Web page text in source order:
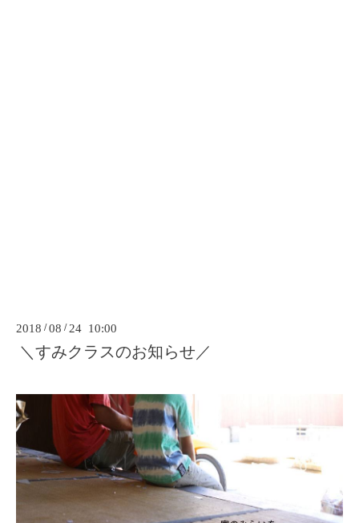
2018 /08 /24 10:00
＼すみクラスのお知らせ／